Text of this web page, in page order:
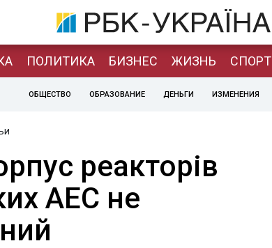
ПОЛИТИКА БИЗНЕС ЖИЗНЬ СПОРТ
ОБЩЕСТВО ОБРАЗОВАНИЕ ДЕНЬГИ ИЗМЕНЕНИЯ
реакторів
АЕС не